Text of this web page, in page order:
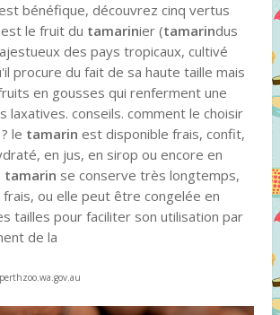
bénéfique, découvrez cinq vertus
est le fruit du tamarinier (tamarindus
des pays tropicaux, cultivé
procure du fait de sa haute taille mais
en gousses qui renferment une
laxatives. conseils. comment le choisir
le tamarin est disponible frais, confit,
en jus, en sirop ou encore en
tamarin se conserve très longtemps,
ou elle peut être congelée en
tailles pour faciliter son utilisation par
de la